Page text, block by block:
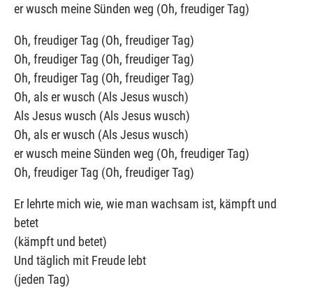
er wusch meine Sünden weg (Oh, freudiger Tag)
Oh, freudiger Tag (Oh, freudiger Tag)
Oh, freudiger Tag (Oh, freudiger Tag)
Oh, freudiger Tag (Oh, freudiger Tag)
Oh, als er wusch (Als Jesus wusch)
Als Jesus wusch (Als Jesus wusch)
Oh, als er wusch (Als Jesus wusch)
er wusch meine Sünden weg (Oh, freudiger Tag)
Oh, freudiger Tag (Oh, freudiger Tag)
Er lehrte mich wie, wie man wachsam ist, kämpft und
betet
(kämpft und betet)
Und täglich mit Freude lebt
(jeden Tag)